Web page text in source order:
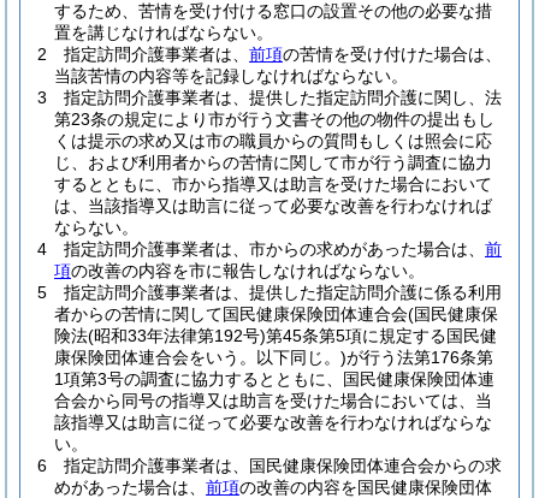
するため、苦情を受け付ける窓口の設置その他の必要な措
置を講じなければならない。
2
指定訪問介護事業者は、 前項の苦情を受け付けた場合は、
当該苦情の内容等を記録しなければならない。
3
指定訪問介護事業者は、提供した指定訪問介護に関し、法
第23条の規定により市が行う文書その他の物件の提出もし
くは提示の求め又は市の職員からの質問もしくは照会に応
じ、および利用者からの苦情に関して市が行う調査に協力
するとともに、市から指導又は助言を受けた場合において
は、当該指導又は助言に従って必要な改善を行わなければ
ならない。
4
指定訪問介護事業者は、市からの求めがあった場合は、 前
項の改善の内容を市に報告しなければならない。
5
指定訪問介護事業者は、提供した指定訪問介護に係る利用
者からの苦情に関して国民健康保険団体連合会(国民健康保
険法(昭和33年法律第192号)第45条第5項に規定する国民健
康保険団体連合会をいう。以下同じ。)が行う法第176条第
1項第3号の調査に協力するとともに、国民健康保険団体連
合会から同号の指導又は助言を受けた場合においては、当
該指導又は助言に従って必要な改善を行わなければならな
い。
6
指定訪問介護事業者は、国民健康保険団体連合会からの求
めがあった場合は、 前項の改善の内容を国民健康保険団体